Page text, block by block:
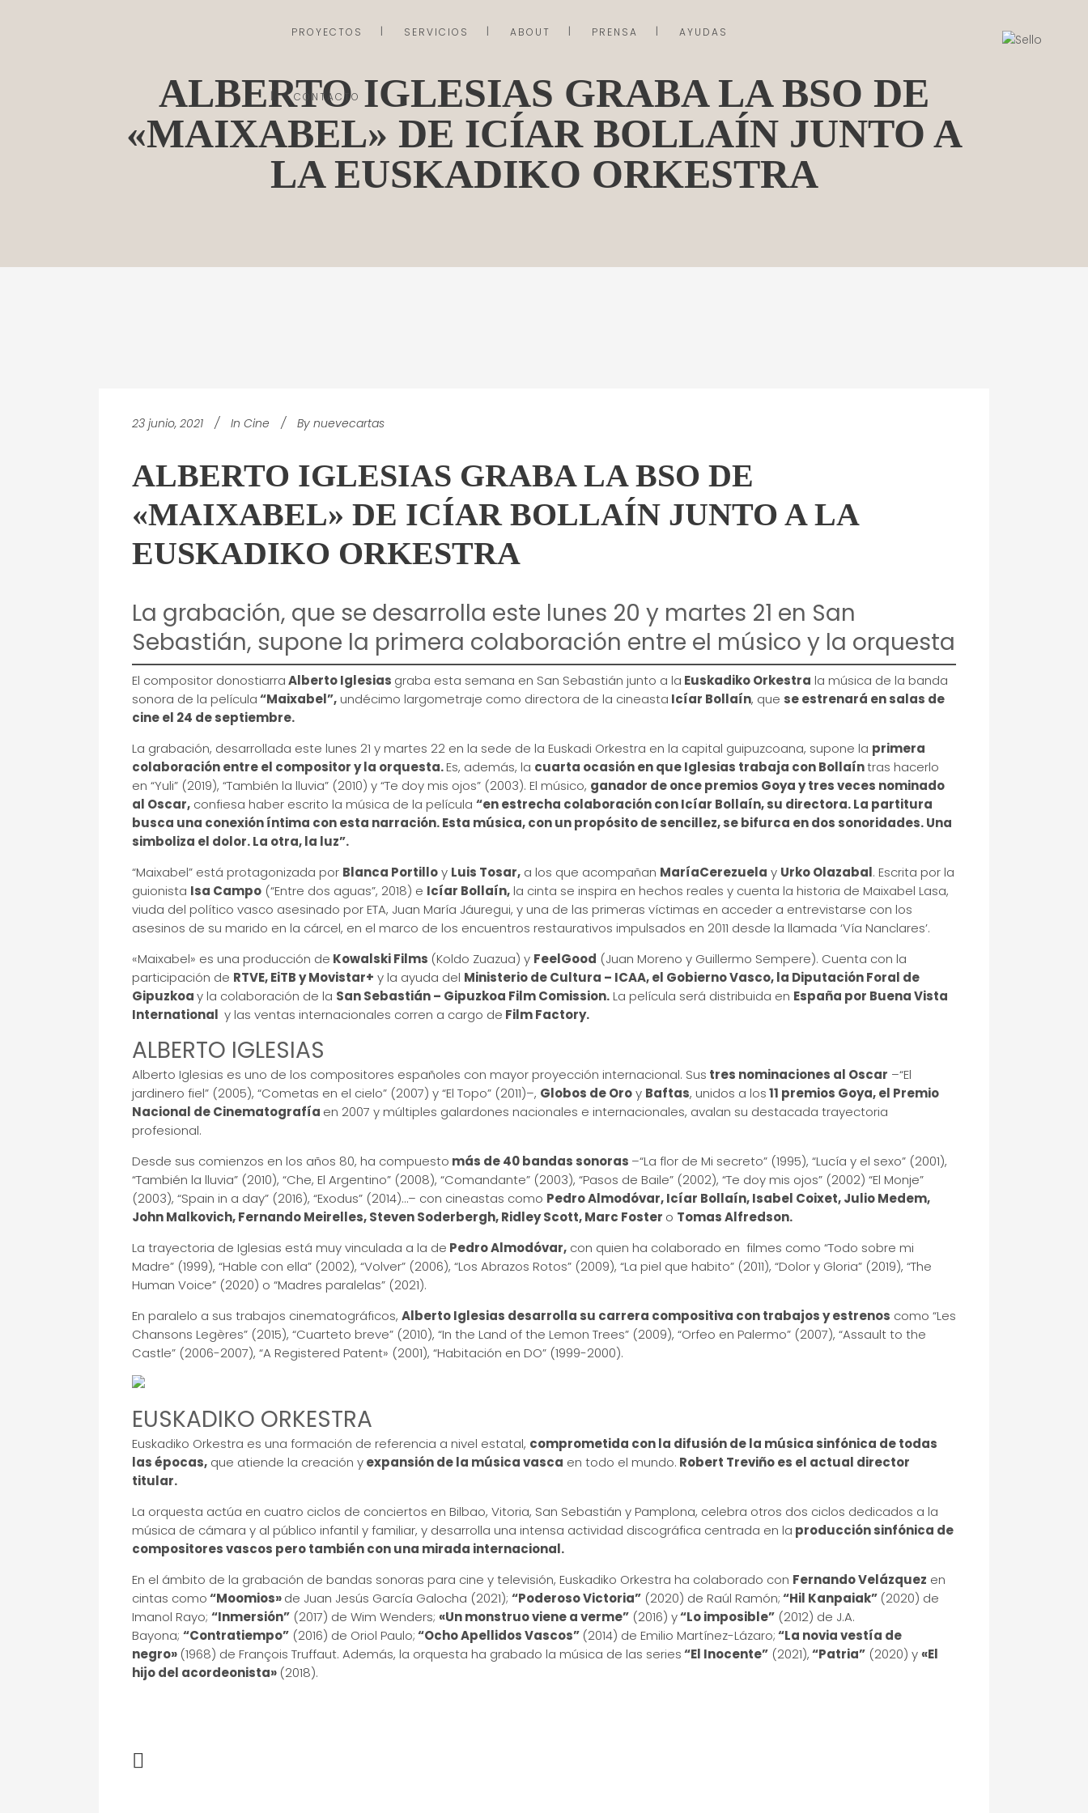
PROYECTOS SERVICIOS ABOUT PRENSA AYUDAS
CONTACTO
ALBERTO IGLESIAS GRABA LA BSO DE
«MAIXABEL» DE ICÍAR BOLLAÍN JUNTO A
LA EUSKADIKO ORKESTRA
23 junio, 2021 In Cine By nuevecartas
ALBERTO IGLESIAS GRABA LA BSO DE
«MAIXABEL» DE ICÍAR BOLLAÍN JUNTO A LA
EUSKADIKO ORKESTRA
La grabación, que se desarrolla este lunes 20 y martes 21 en San
Sebastián, supone la primera colaboración entre el músico y la orquesta
El compositor donostiarraAlberto Iglesias graba esta semana en San Sebastián junto a la Euskadiko Orkestra la música de la banda
sonora de la película“Maixabel”, undécimo largometraje como directora de la cineasta Icíar Bollaín, que se estrenará en salas de
cine el 24 de septiembre.
La grabación, desarrollada este lunes 21 y martes 22 en la sede de la Euskadi Orkestra en la capital guipuzcoana, supone la primera
colaboración entre el compositor y la orquesta.Es, además, la cuarta ocasión en que Iglesias trabaja con Bollaíntras hacerlo
en “Yuli” (2019), “También la lluvia” (2010) y “Te doy mis ojos” (2003). El músico, ganador de once premios Goya y tres veces nominado
al Oscar, confiesa haber escrito la música de la película “en estrecha colaboración con Icíar Bollaín, su directora. La partitura
busca una conexión íntima con esta narración. Esta música, con un propósito de sencillez, se bifurca en dos sonoridades. Una
simboliza el dolor. La otra, la luz”.
“Maixabel” está protagonizada por Blanca Portilloy Luis Tosar, a los que acompañan MaríaCerezuela y Urko Olazabal. Escrita por la
guionista Isa Campo (“Entre dos aguas”, 2018) e Icíar Bollaín, la cinta se inspira en hechos reales y cuenta la historia de Maixabel Lasa,
viuda del político vasco asesinado por ETA, Juan María Jáuregui, y una de las primeras víctimas en acceder a entrevistarse con los
asesinos de su marido en la cárcel, en el marco de los encuentros restaurativos impulsados en 2011 desde la llamada ‘Vía Nanclares’.
«Maixabel» es una producción de Kowalski Films (Koldo Zuazua) y FeelGood (Juan Moreno y Guillermo Sempere). Cuenta con la
participación de RTVE, EiTB y Movistar+ y la ayuda del Ministerio de Cultura – ICAA, el Gobierno Vasco, la Diputación Foral de
Gipuzkoay la colaboración de la San Sebastián – Gipuzkoa Film Comission. La película será distribuida en España por Buena Vista
International y las ventas internacionales corren a cargo de Film Factory.
ALBERTO IGLESIAS
Alberto Iglesias es uno de los compositores españoles con mayor proyección internacional. Sus tres nominaciones al Oscar –“El
jardinero fiel” (2005), “Cometas en el cielo” (2007) y “El Topo” (2011)–, Globos de Oroy Baftas, unidos a los11 premios Goya, el Premio
Nacional de Cinematografía en 2007 y múltiples galardones nacionales e internacionales, avalan su destacada trayectoria
profesional.
Desde sus comienzos en los años 80, ha compuesto más de 40 bandas sonoras –“La flor de Mi secreto” (1995), “Lucía y el sexo” (2001),
“También la lluvia” (2010), “Che, El Argentino” (2008), “Comandante” (2003), “Pasos de Baile” (2002), “Te doy mis ojos” (2002) “El Monje”
(2003), “Spain in a day” (2016), “Exodus” (2014)…– con cineastas como Pedro Almodóvar, Icíar Bollaín, Isabel Coixet, Julio Medem,
John Malkovich, Fernando Meirelles, Steven Soderbergh, Ridley Scott, Marc Foster o Tomas Alfredson.
La trayectoria de Iglesias está muy vinculada a la de Pedro Almodóvar, con quien ha colaborado en filmes como “Todo sobre mi
Madre” (1999), “Hable con ella” (2002), “Volver” (2006), “Los Abrazos Rotos” (2009), “La piel que habito” (2011), “Dolor y Gloria” (2019), “The
Human Voice” (2020) o “Madres paralelas” (2021).
En paralelo a sus trabajos cinematográficos, Alberto Iglesias desarrolla su carrera compositiva con trabajos y estrenos como “Les
Chansons Legères” (2015), “Cuarteto breve” (2010), “In the Land of the Lemon Trees” (2009), “Orfeo en Palermo” (2007), “Assault to the
Castle” (2006-2007), “A Registered Patent» (2001), “Habitación en DO” (1999-2000).
EUSKADIKO ORKESTRA
Euskadiko Orkestra es una formación de referencia a nivel estatal, comprometida con la difusión de la música sinfónica de todas
las épocas, que atiende la creación yexpansión de la música vasca en todo el mundo. Robert Treviño es el actual director
titular.
La orquesta actúa en cuatro ciclos de conciertos en Bilbao, Vitoria, San Sebastián y Pamplona, celebra otros dos ciclos dedicados a la
música de cámara y al público infantil y familiar, y desarrolla una intensa actividad discográfica centrada en la producción sinfónica de
compositores vascos pero también con una mirada internacional.
En el ámbito de la grabación de bandas sonoras para cine y televisión, Euskadiko Orkestra ha colaborado con Fernando Velázquez en
cintas como“Moomios»de Juan Jesús García Galocha (2021); “Poderoso Victoria” (2020) de Raúl Ramón;“Hil Kanpaiak” (2020) de
Imanol Rayo; “Inmersión” (2017) de Wim Wenders; «Un monstruo viene a verme” (2016) y“Lo imposible” (2012) de J.A.
Bayona; “Contratiempo” (2016) de Oriol Paulo;“Ocho Apellidos Vascos” (2014) de Emilio Martínez-Lázaro;“La novia vestía de
negro» (1968) de François Truffaut. Además, la orquesta ha grabado la música de las series“El Inocente” (2021),“Patria” (2020) y «El
hijo del acordeonista» (2018).